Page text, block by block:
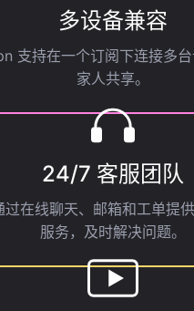
多设备兼容
支持在一个订阅下连接多
家人共享。
24/7 客服团队
过在线聊天、邮箱和工单提
服务，及时解决问题。